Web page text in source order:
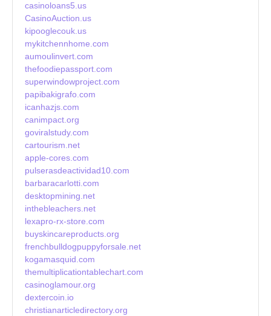
casinoloans5.us
CasinoAuction.us
kipooglecouk.us
mykitchennhome.com
aumoulinvert.com
thefoodiepassport.com
superwindowproject.com
papibakigrafo.com
icanhazjs.com
canimpact.org
goviralstudy.com
cartourism.net
apple-cores.com
pulserasdeactividad10.com
barbaracarlotti.com
desktopmining.net
inthebleachers.net
lexapro-rx-store.com
buyskincareproducts.org
frenchbulldogpuppyforsale.net
kogamasquid.com
themultiplicationtablechart.com
casinoglamour.org
dextercoin.io
christianarticledirectory.org